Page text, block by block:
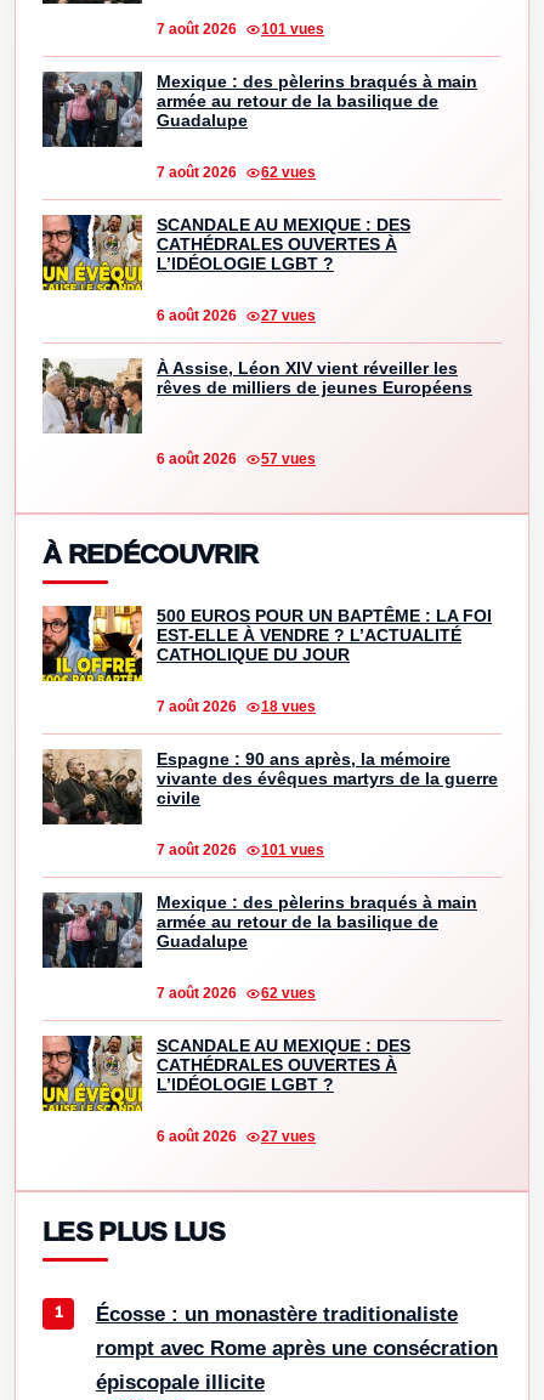
7 août 2026 101 vues
Mexique : des pèlerins braqués à main
armée au retour de la basilique de
Guadalupe
7 août 2026 62 vues
SCANDALE AU MEXIQUE : DES
CATHÉDRALES OUVERTES À
L’IDÉOLOGIE LGBT ?
6 août 2026 27 vues
À Assise, Léon XIV vient réveiller les
rêves de milliers de jeunes Européens
6 août 2026 57 vues
À REDÉCOUVRIR
500 EUROS POUR UN BAPTÊME : LA FOI
EST-ELLE À VENDRE ? L’ACTUALITÉ
CATHOLIQUE DU JOUR
7 août 2026 18 vues
Espagne : 90 ans après, la mémoire
vivante des évêques martyrs de la guerre
civile
7 août 2026 101 vues
Mexique : des pèlerins braqués à main
armée au retour de la basilique de
Guadalupe
7 août 2026 62 vues
SCANDALE AU MEXIQUE : DES
CATHÉDRALES OUVERTES À
L’IDÉOLOGIE LGBT ?
6 août 2026 27 vues
LES PLUS LUS
Écosse : un monastère traditionaliste
rompt avec Rome après une consécration
épiscopale illicite